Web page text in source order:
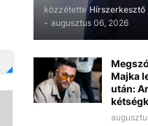
közzétette Hírszerkesztő
- augusztus 06, 2026
Majka
után: